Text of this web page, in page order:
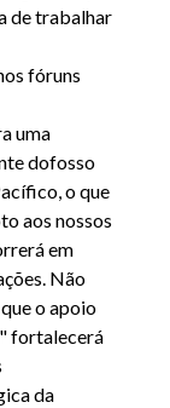
de trabalhar
fóruns
uma
dofosso
o que
aos nossos
em
Não
o apoio
fortalecerá
da